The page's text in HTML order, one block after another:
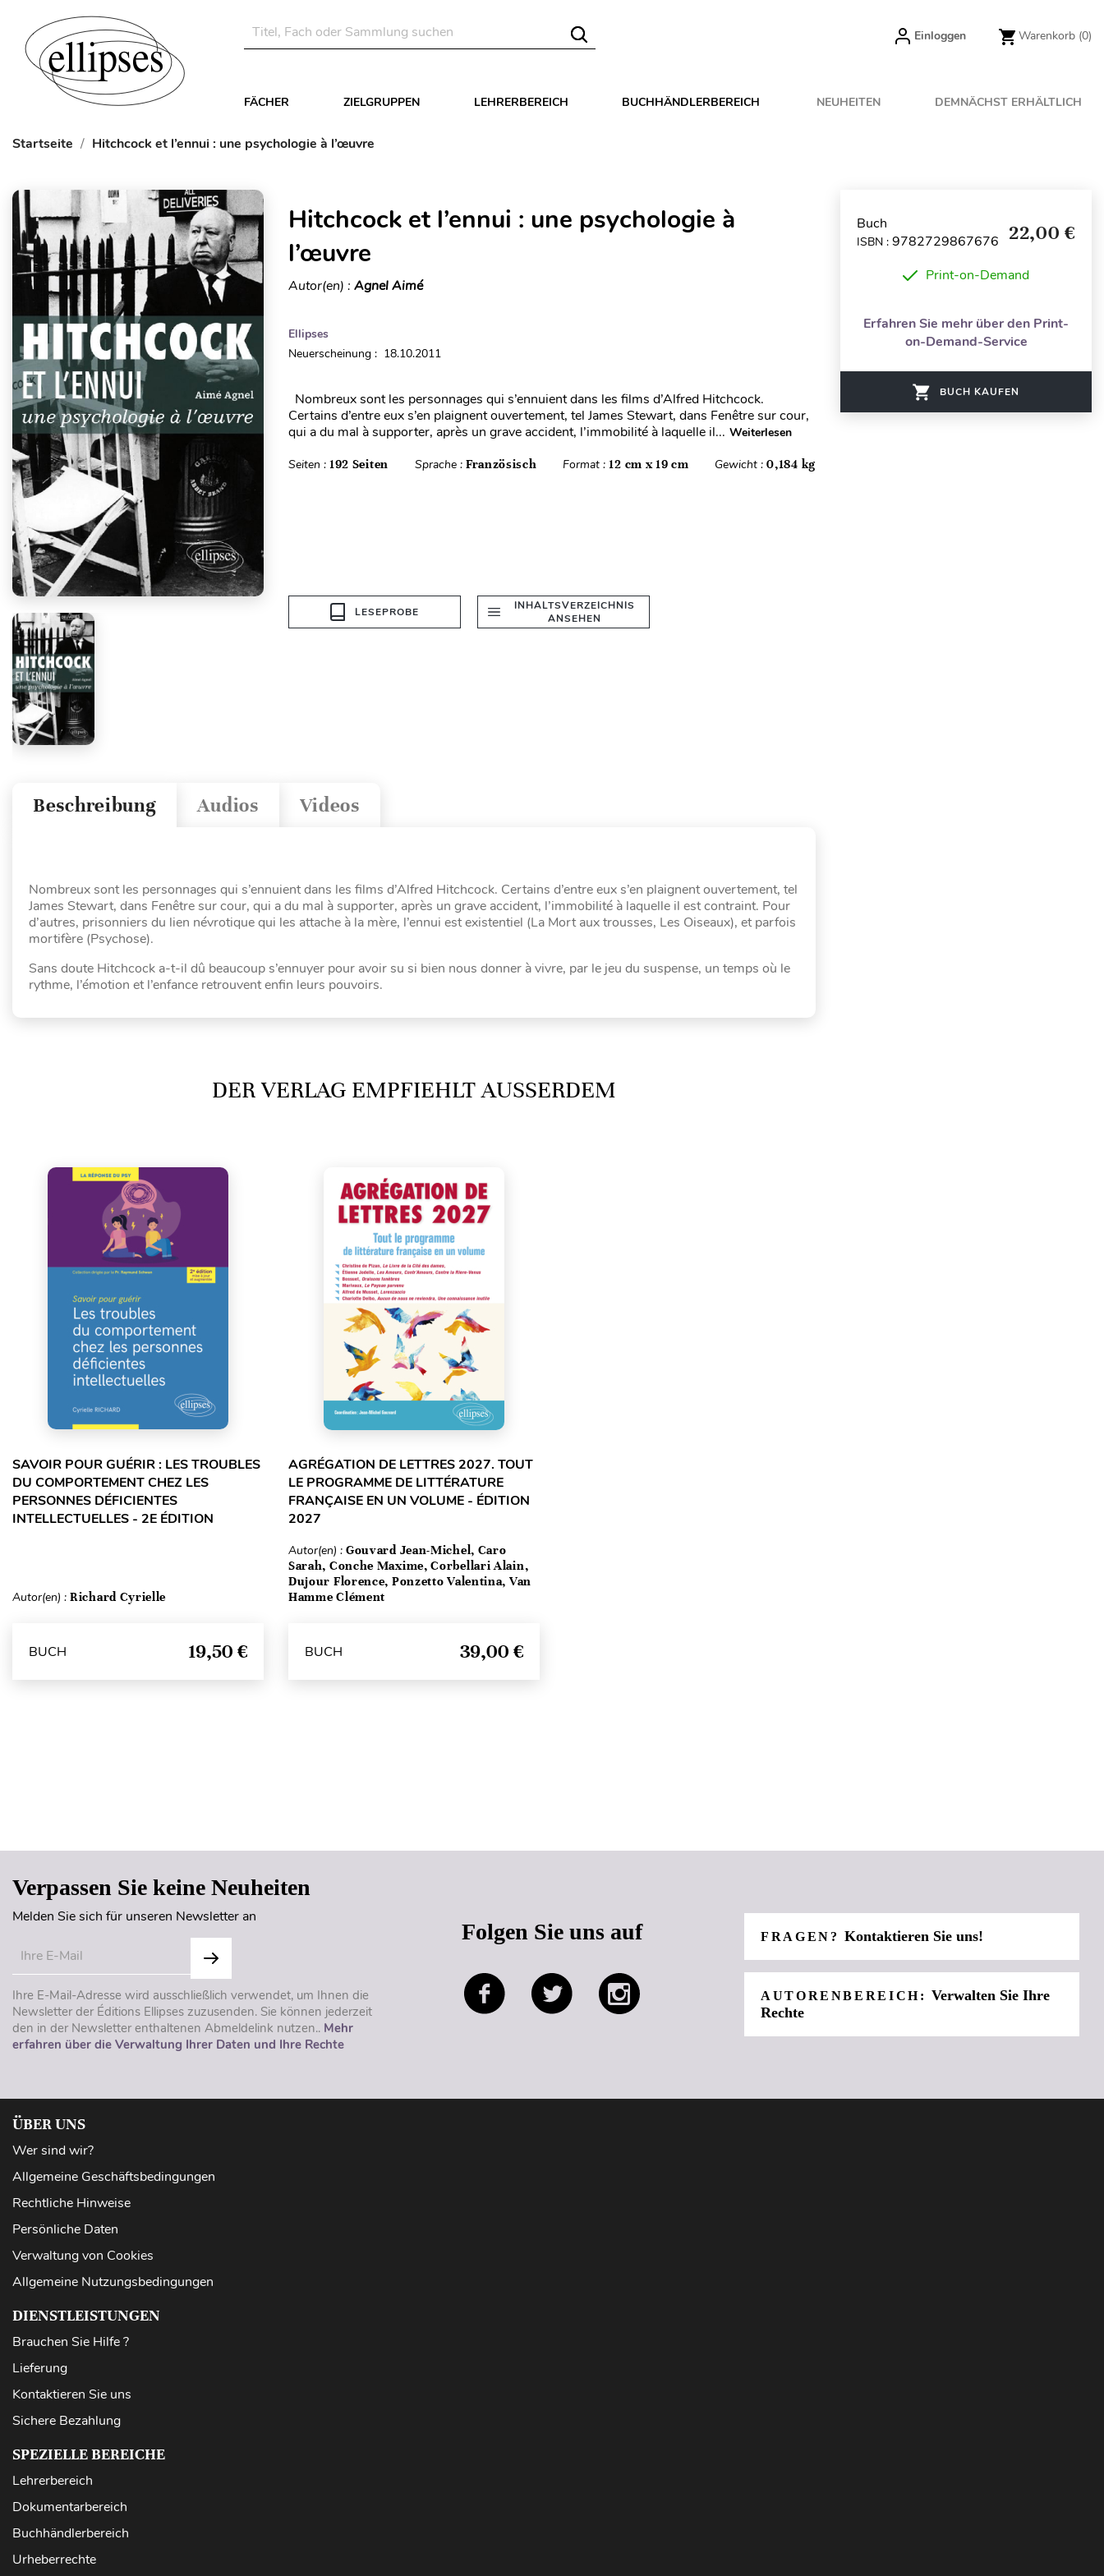
Einloggen Warenkorb (0)
FÄCHER ZIELGRUPPEN LEHRERBEREICH BUCHHÄNDLERBEREICH NEUHEITEN DEMNÄCHST ERHÄLTLICH
Startseite Hitchcock et l’ennui : une psychologie à l’œuvre
Hitchcock et l’ennui : une psychologie à
l’œuvre
Autor(en) : Agnel Aimé
Ellipses
Neuerscheinung : 18.10.2011
Nombreux sont les personnages qui s’ennuient dans les films d’Alfred Hitchcock.
Certains d’entre eux s’en plaignent ouvertement, tel James Stewart, dans Fenêtre sur cour,
qui a du mal à supporter, après un grave accident, l’immobilité à laquelle il... Weiterlesen
Seiten : 192 Seiten Sprache : Französisch Format :12 cm x 19 cm Gewicht :0,184 kg
LESEPROBE
INHALTSVERZEICHNIS
ANSEHEN
Videos
Audios
Beschreibung
Nombreux sont les personnages qui s’ennuient dans les films d’Alfred Hitchcock. Certains d’entre eux s’en plaignent ouvertement, tel
James Stewart, dans Fenêtre sur cour, qui a du mal à supporter, après un grave accident, l’immobilité à laquelle il est contraint. Pour
d’autres, prisonniers du lien névrotique qui les attache à la mère, l’ennui est existentiel (La Mort aux trousses, Les Oiseaux), et parfois
mortifère (Psychose).
Sans doute Hitchcock a-t-il dû beaucoup s’ennuyer pour avoir su si bien nous donner à vivre, par le jeu du suspense, un temps où le
rythme, l’émotion et l’enfance retrouvent enfin leurs pouvoirs.
DER VERLAG EMPFIEHLT AUSSERDEM
SAVOIR POUR GUÉRIR : LES TROUBLES
DU COMPORTEMENT CHEZ LES
PERSONNES DÉFICIENTES
INTELLECTUELLES - 2E ÉDITION
Autor(en) : Richard Cyrielle
BUCH 19,50 €
AGRÉGATION DE LETTRES 2027. TOUT
LE PROGRAMME DE LITTÉRATURE
FRANÇAISE EN UN VOLUME - ÉDITION
2027
Autor(en) : Gouvard Jean-Michel, Caro
Sarah, Conche Maxime, Corbellari Alain,
Dujour Florence, Ponzetto Valentina, Van
Hamme Clément
BUCH 39,00 €
Buch
ISBN : 9782729867676 22,00 €
Print-on-Demand
Erfahren Sie mehr über den Print-
on-Demand-Service
BUCH KAUFEN
Verpassen Sie keine Neuheiten
Melden Sie sich für unseren Newsletter an
Ihre E-Mail-Adresse wird ausschließlich verwendet, um Ihnen die
Newsletter der Éditions Ellipses zuzusenden. Sie können jederzeit
den in der Newsletter enthaltenen Abmeldelink nutzen.. Mehr
erfahren über die Verwaltung Ihrer Daten und Ihre Rechte
Folgen Sie uns auf FRAGEN?Kontaktieren Sie uns!
AUTORENBEREICH:Verwalten Sie Ihre
Rechte
ÜBER UNS
Wer sind wir?
Allgemeine Geschäftsbedingungen
Rechtliche Hinweise
Persönliche Daten
Verwaltung von Cookies
Allgemeine Nutzungsbedingungen
DIENSTLEISTUNGEN
Brauchen Sie Hilfe ?
Lieferung
Kontaktieren Sie uns
Sichere Bezahlung
SPEZIELLE BEREICHE
Lehrerbereich
Dokumentarbereich
Buchhändlerbereich
Urheberrechte